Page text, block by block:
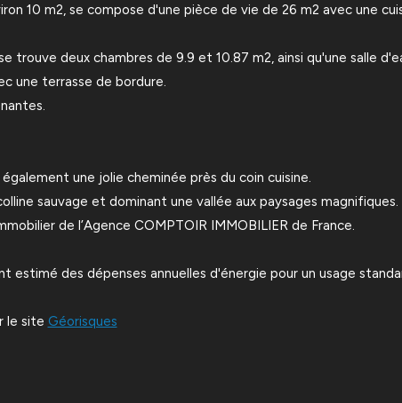
10 m2, se compose d'une pièce de vie de 26 m2 avec une
deux chambres de 9.9 et 10.87 m2, ainsi qu'une salle
une terrasse de bordure.
une jolie cheminée près du coin cuisine.
sauvage et dominant une vallée aux paysages magnifiques.
de l’Agence COMPTOIR IMMOBILIER de France.
des dépenses annuelles d'énergie pour un usage
le site Géorisques